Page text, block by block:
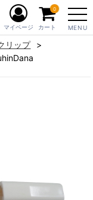
MENU
マイページ カート
0
リップ